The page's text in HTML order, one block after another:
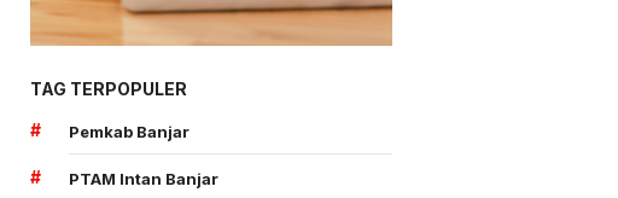
TAG TERPOPULER
#
Pemkab Banjar
# PTAM Intan Banjar